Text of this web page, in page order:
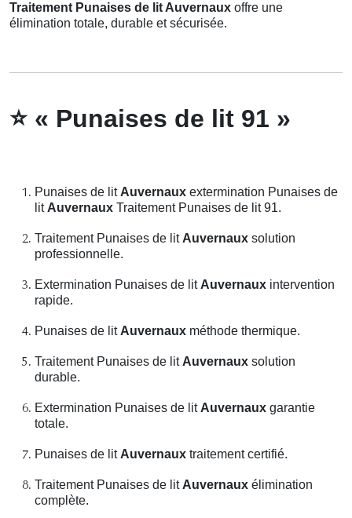
Traitement Punaises de lit Auvernaux offre une
élimination totale, durable et sécurisée.
⭐« Punaises de lit 91 »
Punaises de lit Auvernaux extermination Punaises de
lit Auvernaux Traitement Punaises de lit 91.
Traitement Punaises de lit Auvernaux solution
professionnelle.
Extermination Punaises de lit Auvernaux intervention
rapide.
Punaises de lit Auvernaux méthode thermique.
Traitement Punaises de lit Auvernaux solution
durable.
Extermination Punaises de lit Auvernaux garantie
totale.
Punaises de lit Auvernaux traitement certifié.
Traitement Punaises de lit Auvernaux élimination
complète.